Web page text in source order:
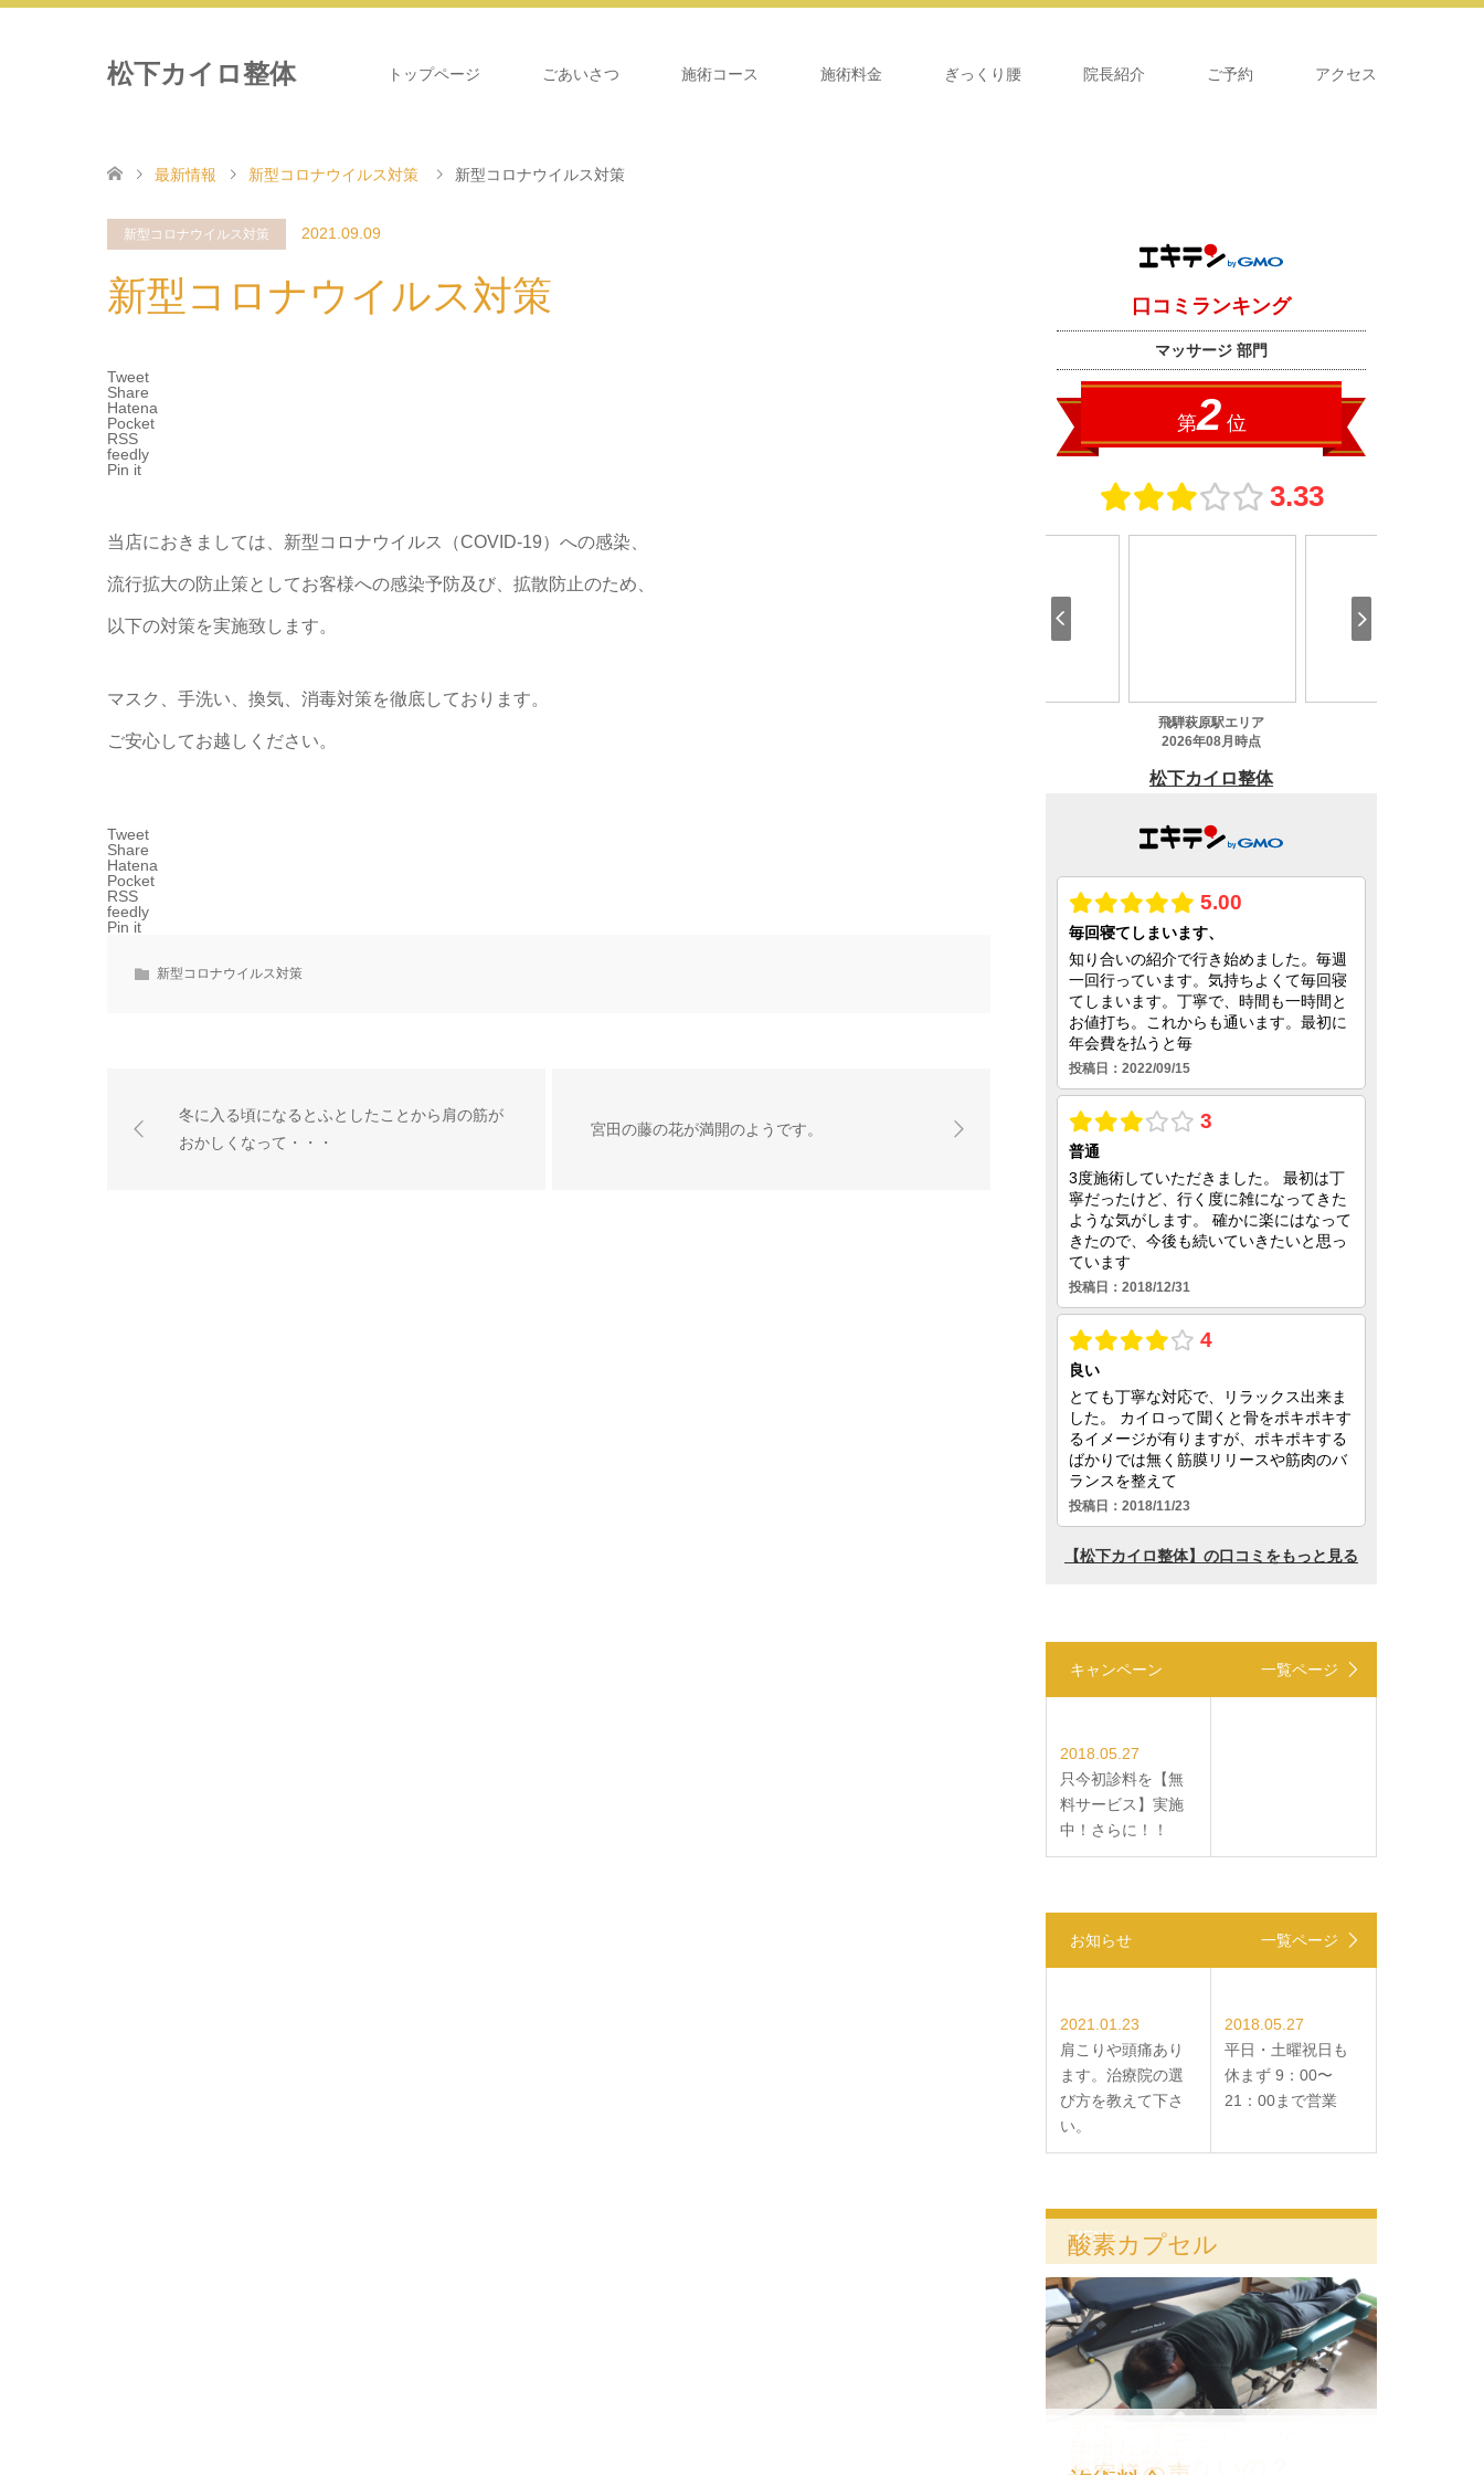
松下カイロ整体 トップページ ごあいさつ 施術コース 施術料金 ぎっくり腰 院長紹介 ご予約 アクセス
最新情報 新型コロナウイルス対策 新型コロナウイルス対策
新型コロナウイルス対策 2021.09.09
新型コロナウイルス対策
Tweet
Share
Hatena
Pocket
RSS
feedly
Pin it
当店におきましては、新型コロナウイルス（COVID-19）への感染、
流行拡大の防止策としてお客様への感染予防及び、拡散防止のため、
以下の対策を実施致します。
マスク、手洗い、換気、消毒対策を徹底しております。
ご安心してお越しください。
Tweet
Share
Hatena
Pocket
RSS
feedly
Pin it
新型コロナウイルス対策
冬に入る頃になるとふとしたことから肩の筋が
おかしくなって・・・
宮田の藤の花が満開のようです。
キャンペーン 一覧ページ
2018.05.27
只今初診料を【無
料サービス】実施
中！さらに！！
お知らせ 一覧ページ
2021.01.23
肩こりや頭痛あり
ます。治療院の選
び方を教えて下さ
い。
2018.05.27
平日・土曜祝日も
休まず 9：00〜
21：00まで営業
MENU
酸素カプセル
電磁波除去
施術は痛くないの？